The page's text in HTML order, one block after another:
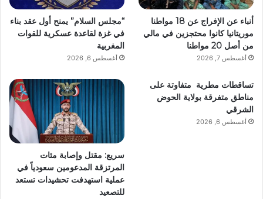
أنباء عن الإفراج عن 18 مواطنا
موريتانيا كانوا محتجزين في مالي
من أصل 20 مواطنا
أغسطس 7, 2026
“مجلس السلام” يمنح أول عقد بناء
في غزة لقاعدة عسكرية للقوات
المغربية
أغسطس 6, 2026
تساقطات مطرية متفاوتة على
مناطق متفرقة بولاية الحوض
الشرقي
أغسطس 6, 2026
سريع: مقتل وإصابة مئات
المرتزقة المدعومين سعودياً في
عملية استهدفت تحشيدات تستعد
للتصعيد